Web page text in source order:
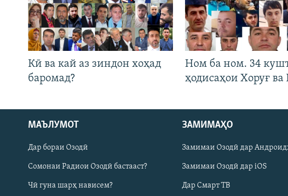
Русский
ПАЙГИРӢ КУНЕД
Кӣ ва кай аз зиндон хоҳад
баромад?
Ном ба ном. 34
ҳодисаҳои Хоруғ
МАЪЛУМОТ
Дар бораи Озодӣ
Сомонаи Радиои Озодӣ бастааст?
Чӣ гуна шарҳ нависем?
ЗАМИМАҲО
Замимаи Озодӣ дар
Замимаи Озодӣ дар iOS
Дар Смарт ТВ